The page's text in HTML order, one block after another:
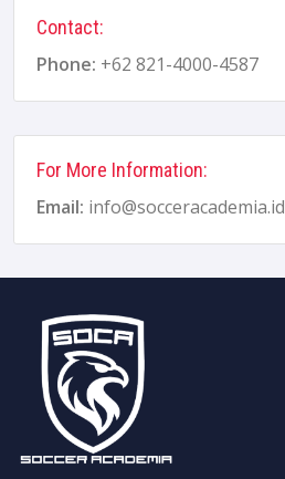
Contact:
Phone: +62 821-4000-4587
For More Information:
Email: info@socceracademia.id